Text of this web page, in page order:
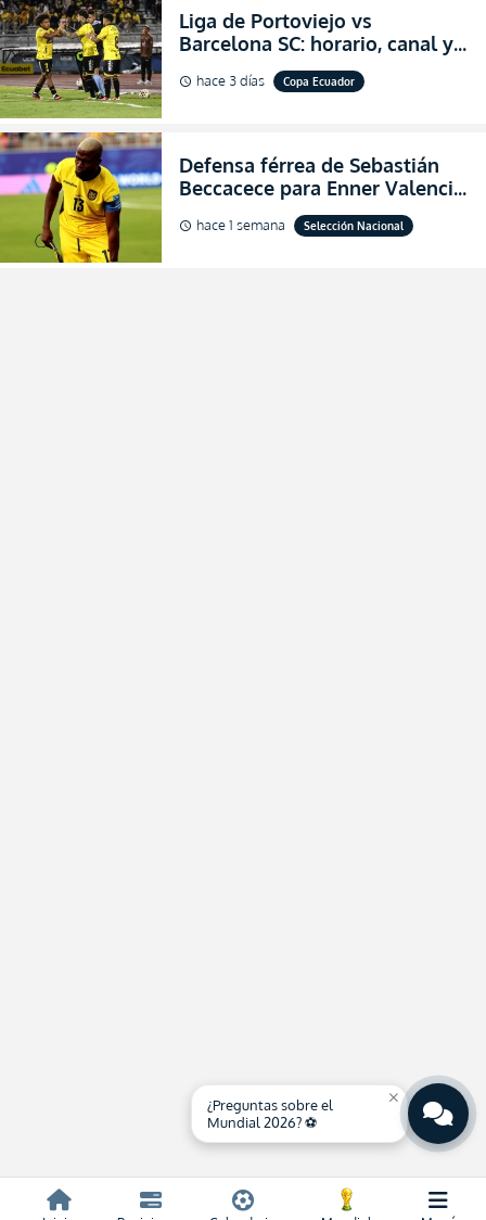
Liga de Portoviejo vs
Barcelona SC: horario, canal y
dónde ver EN VIVO los octavos
de final de la Copa Ecuador
schedule hace 3 días Copa Ecuador
Defensa férrea de Sebastián
Beccacece para Enner Valencia
al indicar que era el hombre
indicado para Ecuador
schedule hace 1 semana Selección Nacional
close
¿Preguntas sobre el
Mundial 2026? ⚽